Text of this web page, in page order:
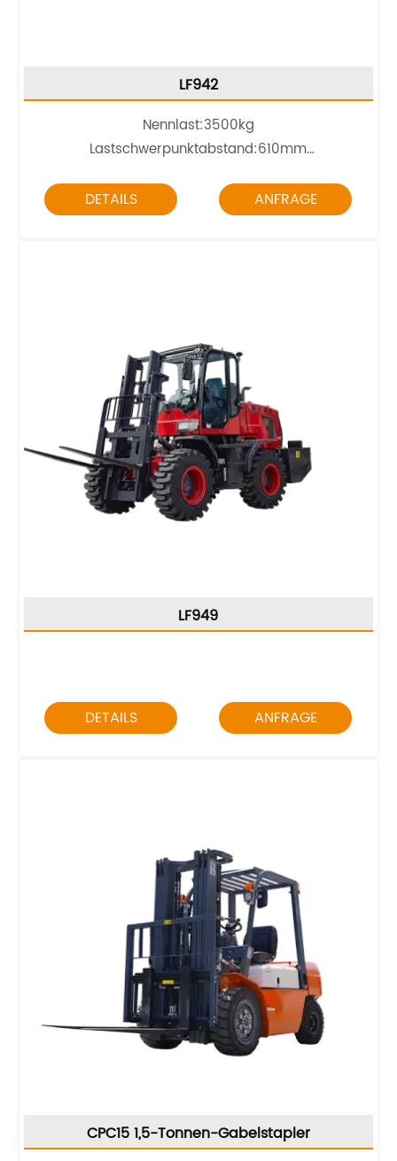
LF942
Nennlast:3500kg
Lastschwerpunktabstand:610mm
DETAILS ANFRAGE
LF949
DETAILS ANFRAGE
CPC15 1,5-Tonnen-Gabelstapler